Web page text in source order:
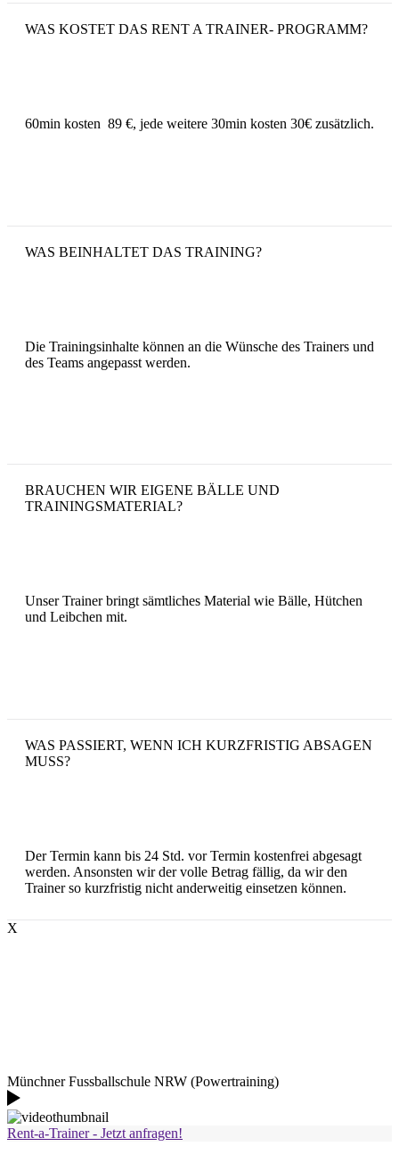
WAS KOSTET DAS RENT A TRAINER- PROGRAMM?
60min kosten 89 €, jede weitere 30min kosten 30€ zusätzlich.
WAS BEINHALTET DAS TRAINING?
Die Trainingsinhalte können an die Wünsche des Trainers und
des Teams angepasst werden.
BRAUCHEN WIR EIGENE BÄLLE UND
TRAININGSMATERIAL?
Unser Trainer bringt sämtliches Material wie Bälle, Hütchen
und Leibchen mit.
WAS PASSIERT, WENN ICH KURZFRISTIG ABSAGEN
MUSS?
Der Termin kann bis 24 Std. vor Termin kostenfrei abgesagt
werden. Ansonsten wir der volle Betrag fällig, da wir den
Trainer so kurzfristig nicht anderweitig einsetzen können.
X
Münchner Fussballschule NRW (Powertraining)
Rent-a-Trainer - Jetzt anfragen!